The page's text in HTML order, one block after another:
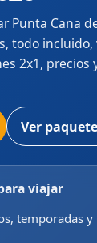
Punta Cana
todo incluido,
2x1, precios
Ver
viajar
temporadas